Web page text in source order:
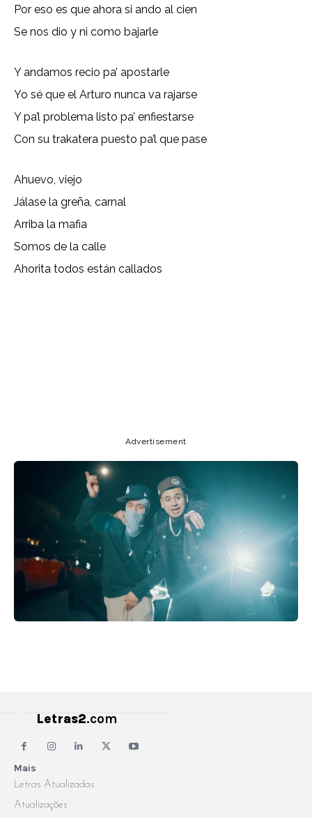
Por eso es que ahora si ando al cien
Se nos dio y ni como bajarle
Y andamos recio pa’ apostarle
Yo sé que el Arturo nunca va rajarse
Y pa’l problema listo pa’ enfiestarse
Con su trakatera puesto pa’l que pase
Ahuevo, viejo
Jálase la greña, carnal
Arriba la mafia
Somos de la calle
Ahorita todos están callados
Advertisement
Mais
Letras Atualizadas
Atualizações
Letras2.com